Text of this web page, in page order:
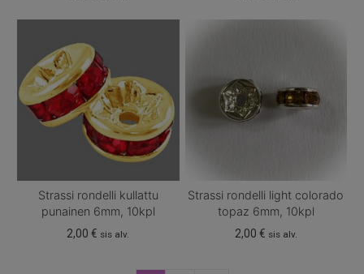
Strassi rondelli kullattu
punainen 6mm, 10kpl
2,00€ sis alv.
Strassi rondelli light colorado
topaz 6mm, 10kpl
2,00 € sis alv.